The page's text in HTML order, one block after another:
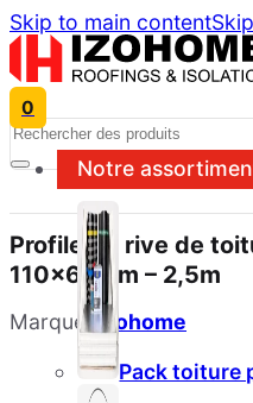
Skip to main content
0
Notre
Pack toiture
Search
Profile de rive de
110x64mm – 2,5m
Marque:Izohome